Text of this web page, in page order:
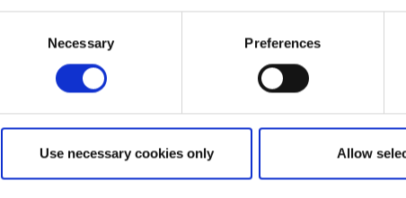
Necessary Preferences
Use necessary cookies only Allow